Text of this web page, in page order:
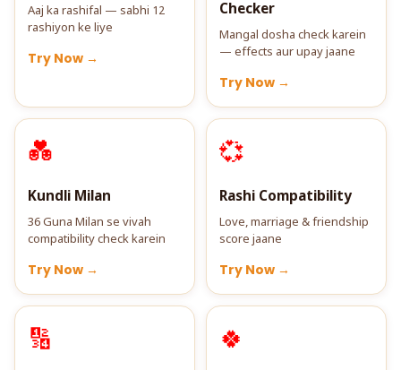
Aaj ka rashifal — sabhi 12
rashiyon ke liye
Try Now →
Checker
Mangal dosha check karein
— effects aur upay jaane
Try Now →
💑
Kundli Milan
36 Guna Milan se vivah
compatibility check karein
Try Now →
💞
Rashi Compatibility
Love, marriage & friendship
score jaane
Try Now →
🔢 🍀